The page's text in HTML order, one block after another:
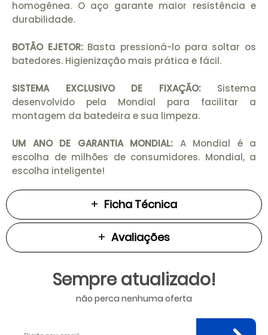
homogênea. O aço garante maior resistência e
durabilidade.
BOTÃO EJETOR:Basta pressioná-lo para soltar os
batedores. Higienização mais prática e fácil.
SISTEMA EXCLUSIVO DE FIXAÇÃO:Sistema
desenvolvido pela Mondial para facilitar a
montagem da batedeira e sua limpeza.
UM ANO DE GARANTIA MONDIAL: A Mondial é a
escolha de milhões de consumidores. Mondial, a
escolha inteligente!
Ficha Técnica
Avaliações
Sempre atualizado!
não perca nenhuma oferta